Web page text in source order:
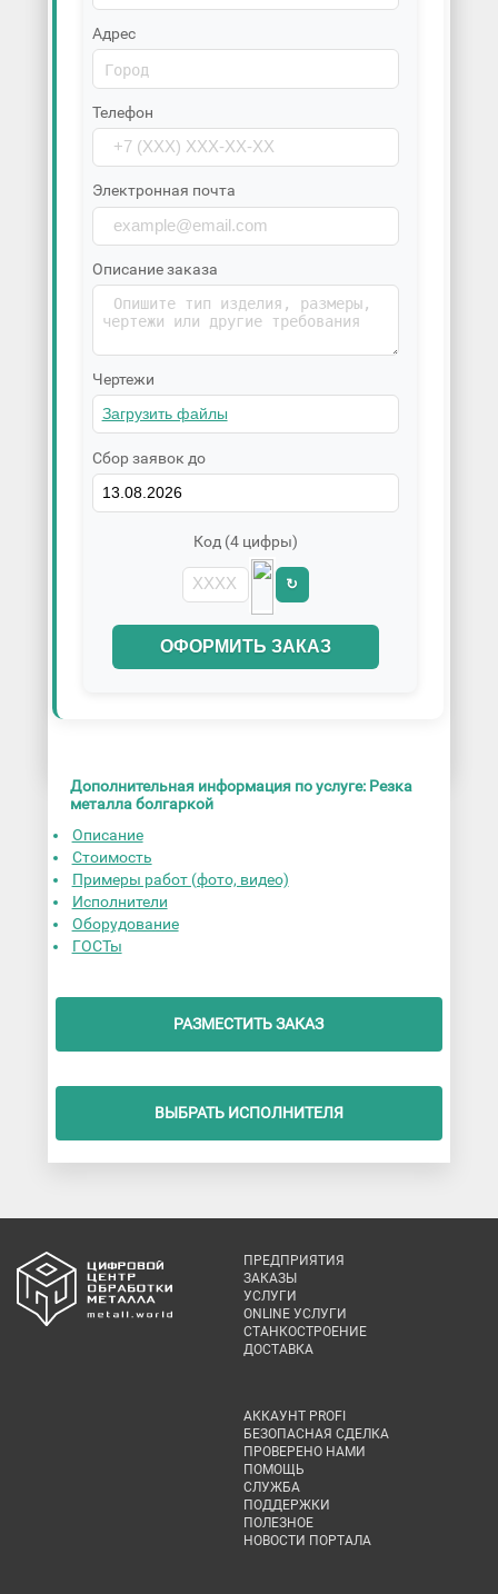
Адрес
Телефон
Электронная почта
Описание заказа
Чертежи
Сбор заявок до
Код (4 цифры)
↻
ОФОРМИТЬ ЗАКАЗ
Дополнительная информация по услуге: Резка
металла болгаркой
Описание
Стоимость
Примеры работ (фото, видео)
Исполнители
Оборудование
ГОСТы
РАЗМЕСТИТЬ ЗАКАЗ
ВЫБРАТЬ ИСПОЛНИТЕЛЯ
ПРЕДПРИЯТИЯ
ЗАКАЗЫ
УСЛУГИ
ONLINE УСЛУГИ
СТАНКОСТРОЕНИЕ
ДОСТАВКА
АККАУНТ PROFI
БЕЗОПАСНАЯ СДЕЛКА
ПРОВЕРЕНО НАМИ
ПОМОЩЬ
СЛУЖБА
ПОДДЕРЖКИ
ПОЛЕЗНОЕ
НОВОСТИ ПОРТАЛА